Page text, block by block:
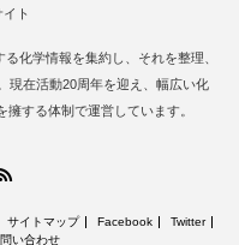
ト
化学情報を集約し、それを整理、
現在活動20周年を迎え、幅広い化
する体制で運営しています。
サイトマップ Facebook
Twitter
い合わせ